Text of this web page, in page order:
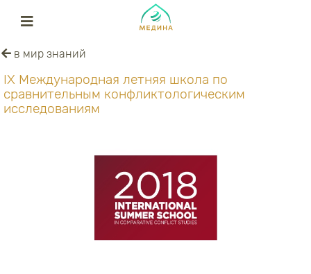
в мир знаний
IX Международная летняя школа по
сравнительным конфликтологическим
исследованиям